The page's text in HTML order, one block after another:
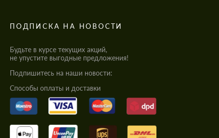
ПОДПИСКА НА НОВОСТИ
Будьте в курсе текущих акций,
не упустите выгодные предложения!
Подпишитесь на наши новости:
Cпособы оплаты и доставки